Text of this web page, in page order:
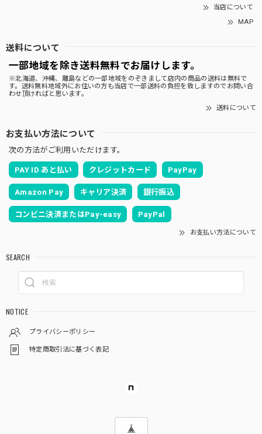
当店について
MAP
送料について
一部地域を除き送料無料でお届けします。
※北海道、沖縄、離島などの一部地域をのぞきまして店内の商品の送料は無料で
す。送料無料地域外にお住いの方も当店で一部送料の負担を致しますのでお問い合
わせ頂ければと思います。
送料について
お支払い方法について
次の方法がご利用いただけます。
PAY ID あと払い クレジットカード PayPay
Amazon Pay キャリア決済 銀行振込
コンビニ決済またはPay-easy PayPal
お支払い方法について
SEARCH
NOTICE
プライバシーポリシー
特定商取引法に基づく表記